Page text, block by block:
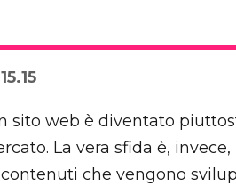
sito web è diventato
La vera sfida è,
che vengono